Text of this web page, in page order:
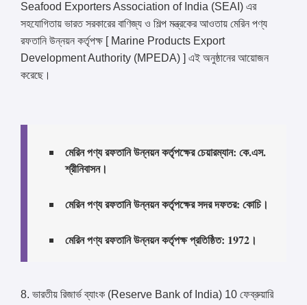
Seafood Exporters Association of India (SEAI) এর
সহযোগিতায় ভারত সরকারের বাণিজ্য ও শিল্প মন্ত্রকের আওতায় মেরিন পণ্য
রফতানি উন্নয়ন কর্তৃপক্ষ [ Marine Products Export
Development Authority (MPEDA) ] এই অনুষ্ঠানের আয়োজন
করেছে।
মেরিন পণ্য রফতানি উন্নয়ন কর্তৃপক্ষের চেয়ারম্যান: কে.এস.
শ্রীনিবাসন।
মেরিন পণ্য রফতানি উন্নয়ন কর্তৃপক্ষের সদর দফতর: কোচি।
মেরিন পণ্য রফতানি উন্নয়ন কর্তৃপক্ষ প্রতিষ্ঠিত: 1972।
8. ভারতীয় রিজার্ভ ব্যাংক (Reserve Bank of India) 10 ফেব্রুয়ারি